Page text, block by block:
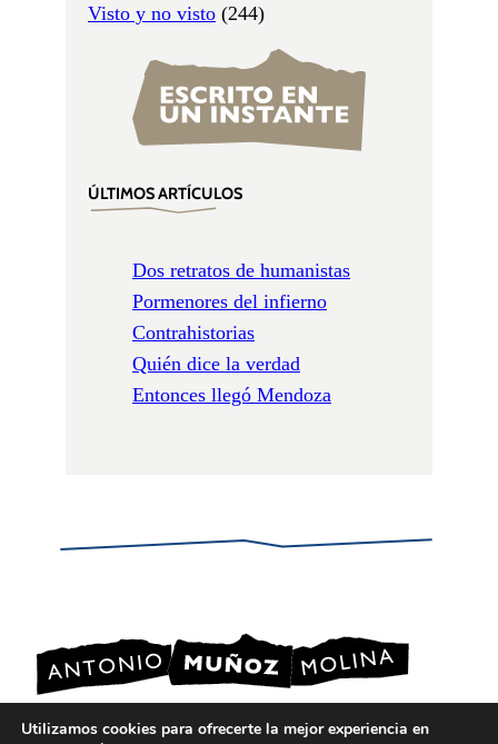
Visto y no visto (244)
ÚLTIMOS ARTÍCULOS
Dos retratos de humanistas
Pormenores del infierno
Contrahistorias
Quién dice la verdad
Entonces llegó Mendoza
Utilizamos cookies para ofrecerte la mejor experiencia en